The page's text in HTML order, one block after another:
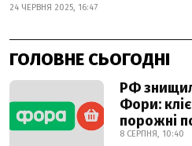
24 ЧЕРВНЯ 2025, 16:47
ГОЛОВНЕ СЬОГОДНІ
РФ
Фори:
порожні
8 СЕРПНЯ, 10:40